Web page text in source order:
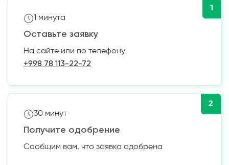
1
1 минута
Оставьте заявку
На сайте или по телефону
+998 78 113-22-72
2
30 минут
Получите одобрение
Сообщим вам, что заявка одобрена